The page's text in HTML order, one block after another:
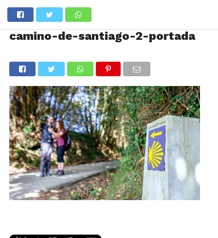
camino-de-santiago-2-portada